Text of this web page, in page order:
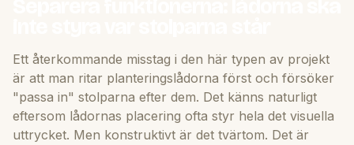
Ett återkommande misstag i den här typen av projekt
är att man ritar planteringslådorna först och försöker
"passa in" stolparna efter dem. Det känns naturligt
eftersom lådornas placering ofta styr hela det visuella
uttrycket. Men konstruktivt är det tvärtom. Det är